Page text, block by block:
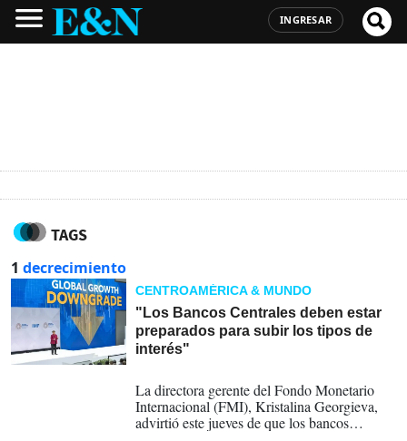
INGRESAR
TAGS
1 decrecimiento
CENTROAMÉRICA & MUNDO
"Los Bancos Centrales deben estar
preparados para subir los tipos de
interés"
La directora gerente del Fondo Monetario
Internacional (FMI), Kristalina Georgieva,
advirtió este jueves de que los bancos